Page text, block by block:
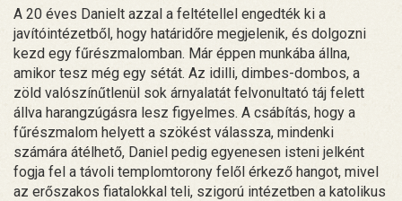
A 20 éves Danielt azzal a feltétellel engedték ki a
javítóintézetből, hogy határidőre megjelenik, és dolgozni
kezd egy fűrészmalomban. Már éppen munkába állna,
amikor tesz még egy sétát. Az idilli, dimbes-dombos, a
zöld valószínűtlenül sok árnyalatát felvonultató táj felett
állva harangzúgásra lesz figyelmes. A csábítás, hogy a
fűrészmalom helyett a szökést válassza, mindenki
számára átélhető, Daniel pedig egyenesen isteni jelként
fogja fel a távoli templomtorony felől érkező hangot, mivel
az erőszakos fiatalokkal teli, szigorú intézetben a katolikus